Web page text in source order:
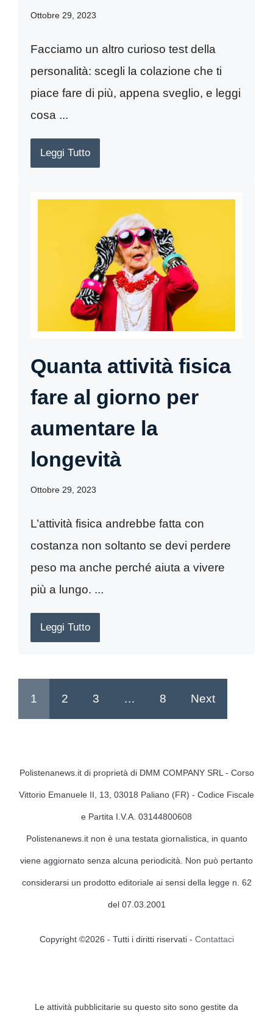
Ottobre 29, 2023
Facciamo un altro curioso test della
personalità: scegli la colazione che ti
piace fare di più, appena sveglio, e leggi
cosa ...
Leggi Tutto
Quanta attività fisica
fare al giorno per
aumentare la
longevità
Ottobre 29, 2023
L’attività fisica andrebbe fatta con
costanza non soltanto se devi perdere
peso ma anche perché aiuta a vivere
più a lungo. ...
Leggi Tutto
1 2 3 … 8 Next
Polistenanews.it di proprietà di DMM COMPANY SRL - Corso
Vittorio Emanuele II, 13, 03018 Paliano (FR) - Codice Fiscale
e Partita I.V.A. 03144800608
Polistenanews.it non è una testata giornalistica, in quanto
viene aggiornato senza alcuna periodicità. Non può pertanto
considerarsi un prodotto editoriale ai sensi della legge n. 62
del 07.03.2001
Copyright ©2026 - Tutti i diritti riservati - Contattaci
Le attività pubblicitarie su questo sito sono gestite da